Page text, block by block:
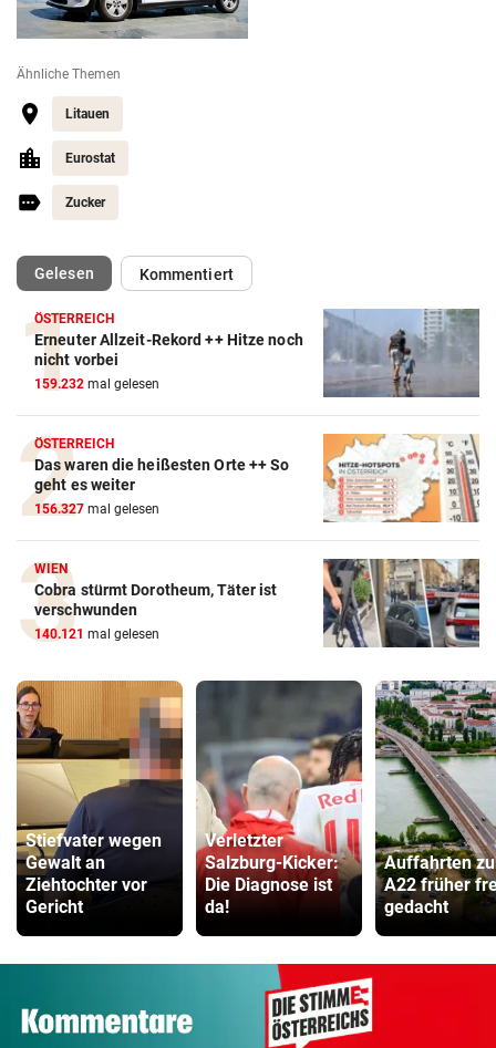
Ähnliche Themen
Litauen
Eurostat
Zucker
Gelesen(ausgewählt)Kommentiert
ÖSTERREICH
Erneuter Allzeit-Rekord ++ Hitze noch
nicht vorbei
159.232 mal gelesen
ÖSTERREICH
Das waren die heißesten Orte ++ So
geht es weiter
156.327 mal gelesen
WIEN
Cobra stürmt Dorotheum, Täter ist
verschwunden
140.121 mal gelesen
Stiefvater wegen
Gewalt an
Ziehtochter vor
Gericht
Verletzter
Salzburg-Kicker:
Die Diagnose ist
da!
Auffahrten
A22 früher
gedacht